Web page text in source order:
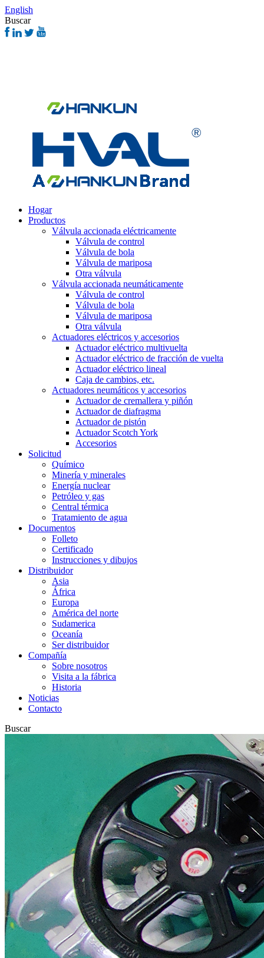
English
Buscar
Hogar
Productos
Válvula accionada eléctricamente
Válvula de control
Válvula de bola
Válvula de mariposa
Otra válvula
Válvula accionada neumáticamente
Válvula de control
Válvula de bola
Válvula de mariposa
Otra válvula
Actuadores eléctricos y accesorios
Actuador eléctrico multivuelta
Actuador eléctrico de fracción de vuelta
Actuador eléctrico lineal
Caja de cambios, etc.
Actuadores neumáticos y accesorios
Actuador de cremallera y piñón
Actuador de diafragma
Actuador de pistón
Actuador Scotch York
Accesorios
Solicitud
Químico
Minería y minerales
Energía nuclear
Petróleo y gas
Central térmica
Tratamiento de agua
Documentos
Folleto
Certificado
Instrucciones y dibujos
Distribuidor
Asia
África
Europa
América del norte
Sudamerica
Oceanía
Ser distribuidor
Compañía
Sobre nosotros
Visita a la fábrica
Historia
Noticias
Contacto
Buscar